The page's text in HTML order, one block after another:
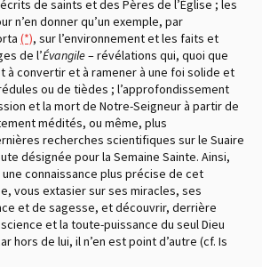
de saints et des Pères de l’Église ; les
n’en donner qu’un exemple, par
(*), sur l’environnement et les faits et
de l’Évangile– révélations qui, quoi que
à convertir et à ramener à une foi solide et
ou de tièdes ; l’approfondissement
et la mort de Notre-Seigneur à partir de
médités, ou même, plus
recherches scientifiques sur le Suaire
désignée pour la Semaine Sainte. Ainsi,
connaissance plus précise de cet
vous extasier sur ses miracles, ses
et de sagesse, et découvrir, derrière
et la toute-puissance du seul Dieu
hors de lui, il n’en est point d’autre (cf. Is